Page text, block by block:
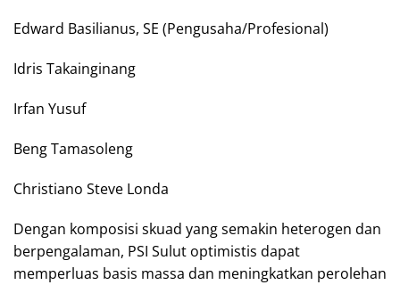
Edward Basilianus, SE (Pengusaha/Profesional)
Idris Takainginang
Irfan Yusuf
Beng Tamasoleng
Christiano Steve Londa
Dengan komposisi skuad yang semakin heterogen dan
berpengalaman, PSI Sulut optimistis dapat
memperluas basis massa dan meningkatkan perolehan